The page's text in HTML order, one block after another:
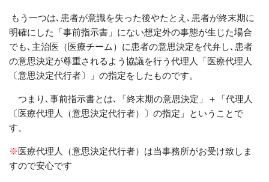
もう一つは､ 患者が意識を失った後やたとえ､患者が終末期に
明確にした「事前指示書」にない想定外の事態が生じた場合
でも､主治医（医療チーム）に患者の意思決定を代弁し､患者
の意思決定が尊重されるよう協議を行う代理人「医療代理人
〔意思決定代行者〕
」 の指定をしたものです。
つまり ､ 事前指示書とは､「終末期の意思決定」＋「代理人
〔医療代理人（意思決定代行者）〕の指定」ということで
す。
※医療代理人（意思決定代行者）は当事務所がお受け致しま
すので安心です